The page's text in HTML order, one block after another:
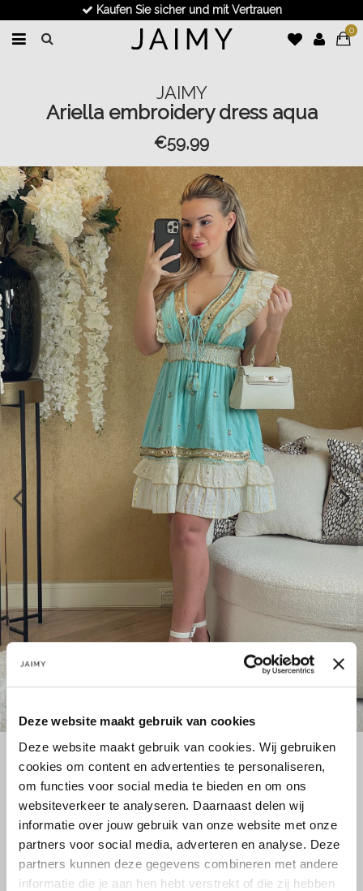
Deze website maakt gebruik van cookies
Deze website maakt gebruik van cookies. Wij gebruiken
cookies om content en advertenties te personaliseren,
om functies voor social media te bieden en om ons
websiteverkeer te analyseren. Daarnaast delen wij
informatie over jouw gebruik van onze website met onze
partners voor social media, adverteren en analyse. Deze
partners kunnen deze gegevens combineren met andere
informatie die je aan hen hebt verstrekt of die zij hebben
Kaufen Sie sicher und mit Vertrauen
0
JAIMY
Ariella embroidery dress aqua
€59,99
Größe:
M/L